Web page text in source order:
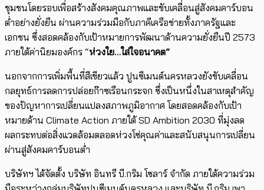
ชุมชนโดยรอบเพื่อสร้างสังคมคุณภาพและขับเคลื่อนสู่สังคมคาร์บอน
ต่ำอย่างยั่งยืน ผ่านความร่วมมือกับภาคีเครือข่ายทั้งภาครัฐและ
เอกชน ซึ่งสอดคล้องกับเป้าหมายการพัฒนาด้านความยั่งยืนปี 2573
ภายใต้ค่านิยมองค์กร “ห่วงใย…ใส่ใจอนาคต”
นอกจากการเพิ่มพื้นที่สีเขียวแล้ว ปูนซีเมนต์นครหลวงยังขับเคลื่อน
กลยุทธ์การลดการปล่อยก๊าซเรือนกระจก ซึ่งเป็นหนึ่งในสาเหตุสำคัญ
ของปัญหาการเปลี่ยนแปลงสภาพภูมิอากาศ โดยสอดคล้องกับเป้า
หมายด้าน Climate Action ภายใต้ SD Ambition 2030 ที่มุ่งลด
ผลกระทบต่อสิ่งแวดล้อมตลอดห่วงโซ่คุณค่าและสนับสนุนการเปลี่ยน
ผ่านสู่สังคมคาร์บอนต่ำ
บริษัทฯ ได้จัดตั้ง บริษัท อินทรี บี.กริม โซลาร์ จำกัด ภายใต้ความร่วม